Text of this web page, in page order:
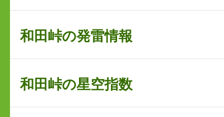
和田峠の発雷情報
和田峠の星空指数